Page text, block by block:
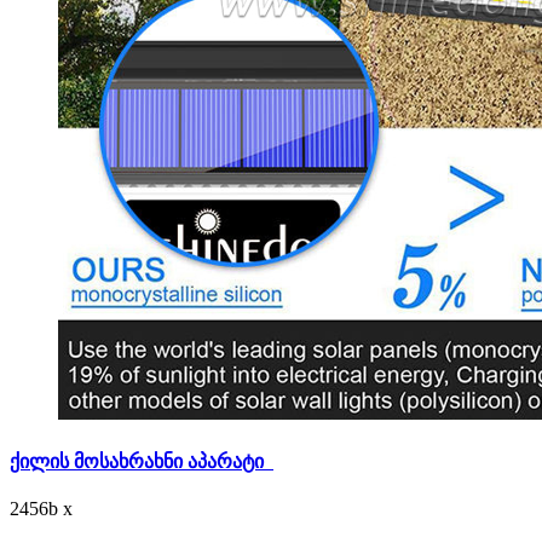
ქილის მოსახრახნი აპარატი
2456b x